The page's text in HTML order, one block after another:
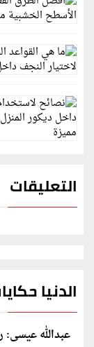
التعليقات
الدنيا
عبدالله عيسى: